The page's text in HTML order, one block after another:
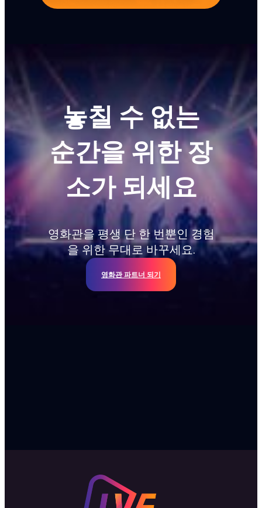
놓칠 수 없는
순간을 위한 장
소가 되세요
영화관을 평생 단 한 번뿐인 경험
을 위한 무대로 바꾸세요.
영화관 파트너 되기